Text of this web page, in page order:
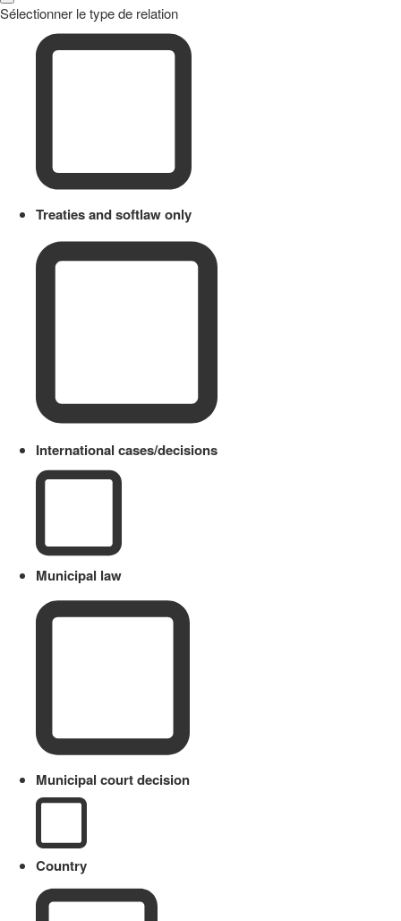
Sélectionner le type de relation
Treaties and softlaw only
International cases/decisions
Municipal law
Municipal court decision
Country